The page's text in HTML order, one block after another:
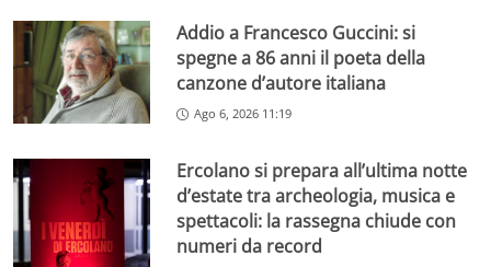
Addio a Francesco Guccini: si
spegne a 86 anni il poeta della
canzone d’autore italiana
Ago 6, 2026 11:19
Ercolano si prepara all’ultima notte
d’estate tra archeologia, musica e
spettacoli: la rassegna chiude con
numeri da record